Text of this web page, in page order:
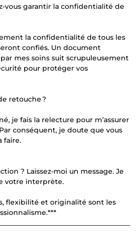
vous garantir la confidentialité de
la confidentialité de tous les
confiés. Un document
mes soins suit scrupuleusement
pour protéger vos
retouche ?
je fais la relecture pour m’assurer
conséquent, je doute que vous
faire.
? Laissez-moi un message. Je
votre interprète.
flexibilité et originalité sont les